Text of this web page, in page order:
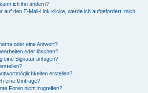
ich ihn ändern?
auf den E-Mail-Link klicke, werde ich aufgefordert, mich
oder eine Antwort?
oder löschen?
eine Signatur anfügen?
erstellen?
eine Umfrage?
Foren nicht zugreifen?